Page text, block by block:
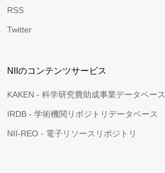
RSS
Twitter
NIIのコンテンツサービス
KAKEN - 科学研究費助成事業データベース
IRDB - 学術機関リポジトリデータベース
NII-REO - 電子リソースリポジトリ